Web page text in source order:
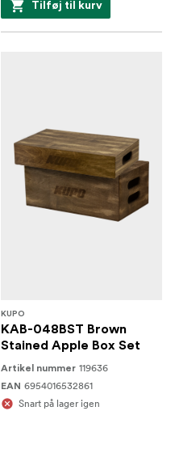
Tilføj til kurv
KUPO
KAB-048BST Brown
Stained Apple Box Set
Artikel nummer 119636
EAN 6954016532861
Snart på lager igen